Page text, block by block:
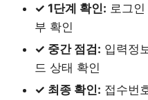
✓ 1단계 확인: 로그
부 확인
✓ 중간 점검: 입력정
드 상태 확인
✓ 최종 확인: 접수번